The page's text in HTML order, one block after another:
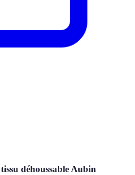
déhoussable Aubin